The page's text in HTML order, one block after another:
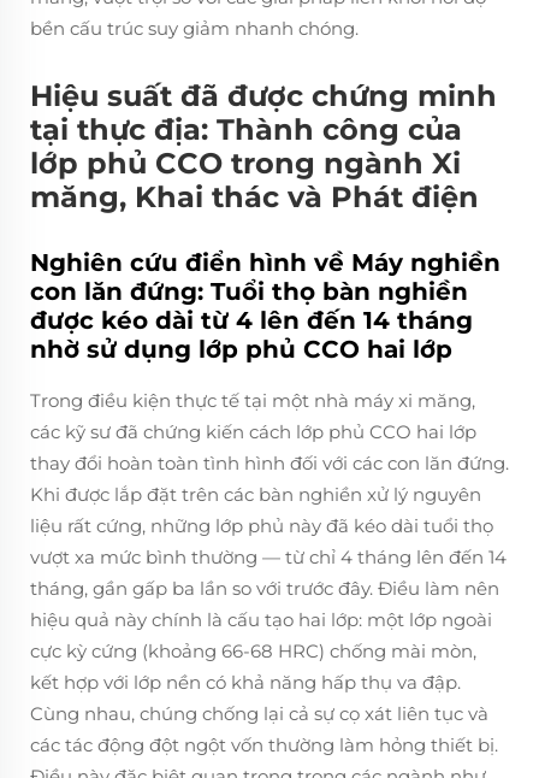
bền cấu trúc suy giảm nhanh chóng.
Hiệu suất đã được chứng minh
tại thực địa: Thành công của
lớp phủ CCO trong ngành Xi
măng, Khai thác và Phát điện
Nghiên cứu điển hình về Máy nghiền
con lăn đứng: Tuổi thọ bàn nghiền
được kéo dài từ 4 lên đến 14 tháng
nhờ sử dụng lớp phủ CCO hai lớp
Trong điều kiện thực tế tại một nhà máy xi măng,
các kỹ sư đã chứng kiến cách lớp phủ CCO hai lớp
thay đổi hoàn toàn tình hình đối với các con lăn đứng.
Khi được lắp đặt trên các bàn nghiền xử lý nguyên
liệu rất cứng, những lớp phủ này đã kéo dài tuổi thọ
vượt xa mức bình thường — từ chỉ 4 tháng lên đến 14
tháng, gần gấp ba lần so với trước đây. Điều làm nên
hiệu quả này chính là cấu tạo hai lớp: một lớp ngoài
cực kỳ cứng (khoảng 66-68 HRC) chống mài mòn,
kết hợp với lớp nền có khả năng hấp thụ va đập.
Cùng nhau, chúng chống lại cả sự cọ xát liên tục và
các tác động đột ngột vốn thường làm hỏng thiết bị.